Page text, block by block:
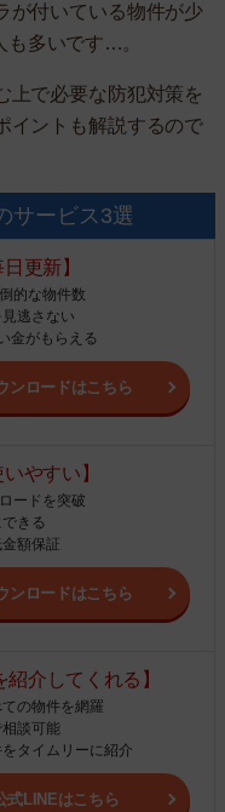
が付いている物件が少
も多いです…。
上で必要な防犯対策を
イントも解説するので
サービス3選
更新】
的な物件数
逃さない
金がもらえる
ンロードはこちら
やすい】
ードを突破
きる
額保証
ンロードはこちら
紹介してくれる】
の物件を網羅
相談可能
タイムリーに紹介
式LINEはこちら